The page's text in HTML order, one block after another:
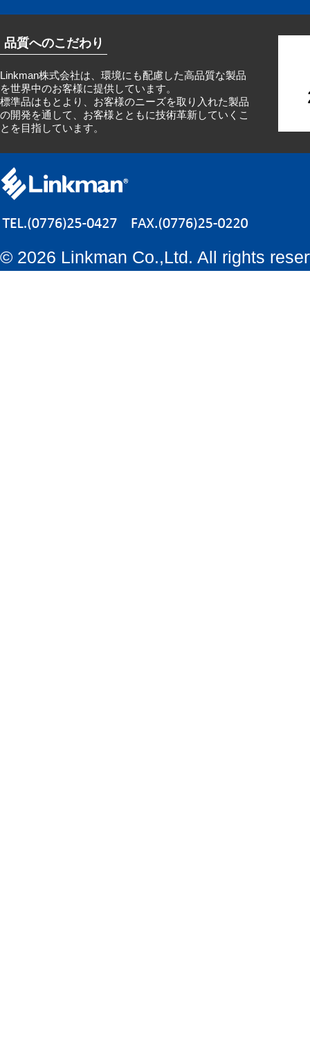
品質へのこだわり
Linkman株式会社は、環境にも配慮した高品質な製品
を世界中のお客様に提供しています。
標準品はもとより、お客様のニーズを取り入れた製品
の開発を通して、お客様とともに技術革新していくこ
とを目指しています。
© 2026 Linkman Co.,Ltd. All rights